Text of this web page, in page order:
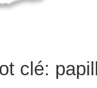
clé: